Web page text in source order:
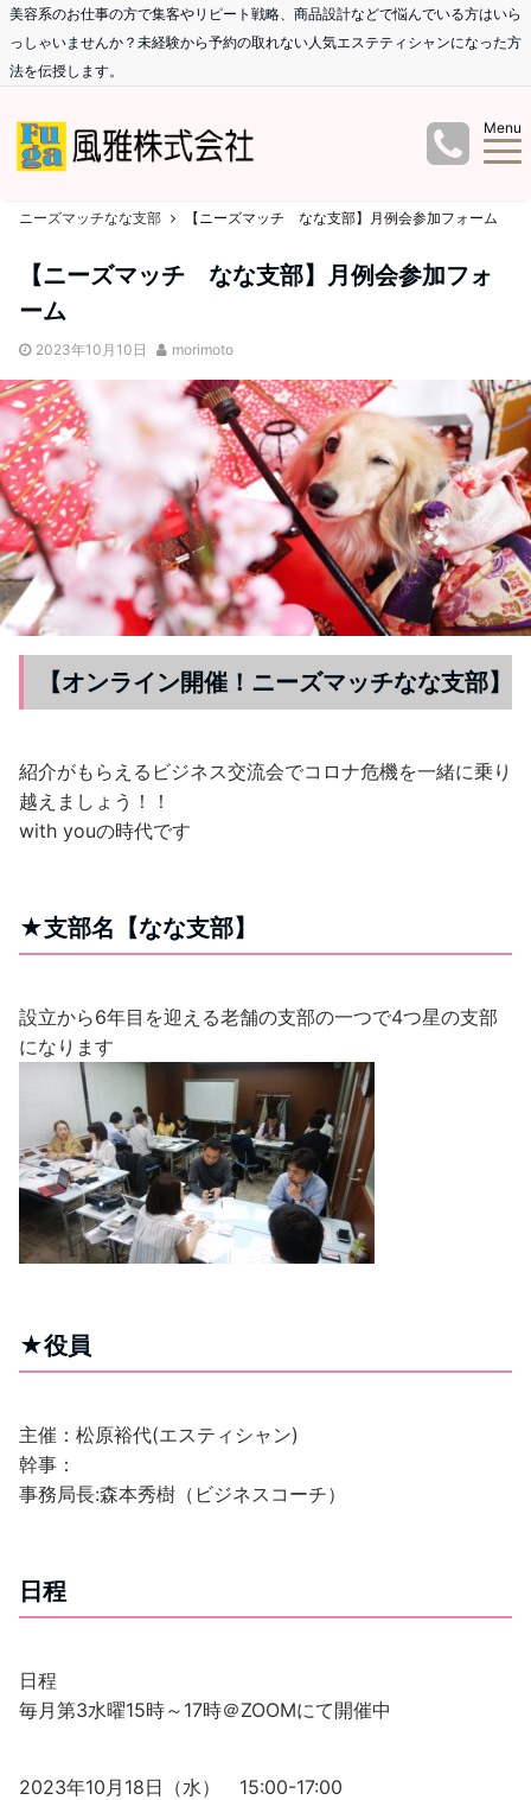
美容系のお仕事の方で集客やリピート戦略、商品設計などで悩んでいる方はいら
っしゃいませんか？未経験から予約の取れない人気エステティシャンになった方
法を伝授します。
Menu
ニーズマッチなな支部 【ニーズマッチ なな支部】月例会参加フォーム
【ニーズマッチ なな支部】月例会参加フォ
ーム
2023年10月10日 morimoto
【オンライン開催！ニーズマッチなな支部】
紹介がもらえるビジネス交流会でコロナ危機を一緒に乗り
越えましょう！！
with youの時代です
★支部名【なな支部】
設立から6年目を迎える老舗の支部の一つで4つ星の支部
になります
★役員
主催：松原裕代(エスティシャン)
幹事：
事務局長:森本秀樹（ビジネスコーチ）
日程
日程
毎月第3水曜15時～17時＠ZOOMにて開催中
2023年10月18日（水） 15:00-17:00